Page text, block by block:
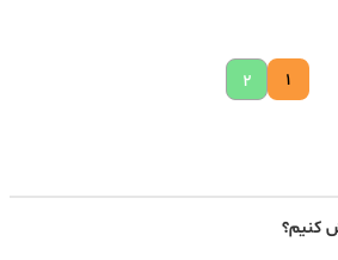
۱ ۲
کنیم؟